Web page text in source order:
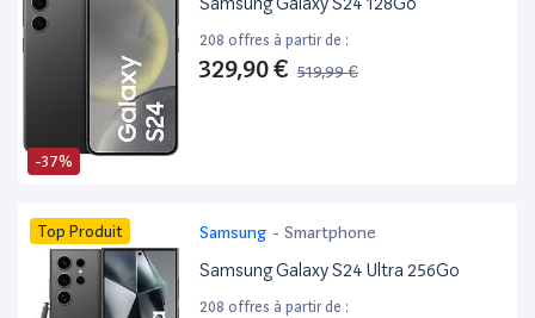
-37%
208 offres à partir de :
329,90 € 519,99 €
Top Produit Samsung - Smartphone
Samsung Galaxy S24 Ultra 256Go
208 offres à partir de :